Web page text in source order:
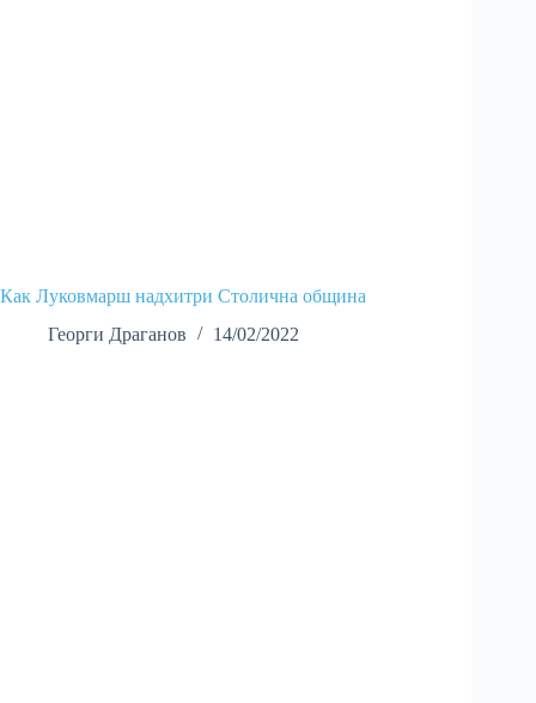
Как Луковмарш надхитри Столична община
Георги Драганов
14/02/2022